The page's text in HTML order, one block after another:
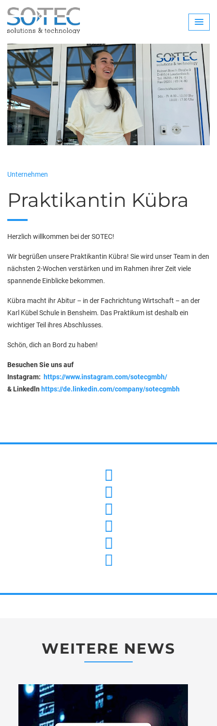
Unternehmen
Praktikantin Kübra
Herzlich willkommen bei der SOTEC!
Wir begrüßen unsere Praktikantin Kübra! Sie wird unser Team in den
nächsten 2-Wochen verstärken und im Rahmen ihrer Zeit viele
spannende Einblicke bekommen.
Kübra macht ihr Abitur – in der Fachrichtung Wirtschaft – an der
Karl Kübel Schule in Bensheim. Das Praktikum ist deshalb ein
wichtiger Teil ihres Abschlusses.
Schön, dich an Bord zu haben!
Besuchen Sie uns auf
Instagram: https://www.instagram.com/sotecgmbh/
& Linkedln https://de.linkedin.com/company/sotecgmbh
WEITERE NEWS